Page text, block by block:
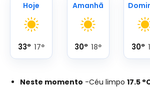
Hoje
33° 17°
Amanhã
30° 18° 30°
Neste momento -Céu limpo 17.5 °